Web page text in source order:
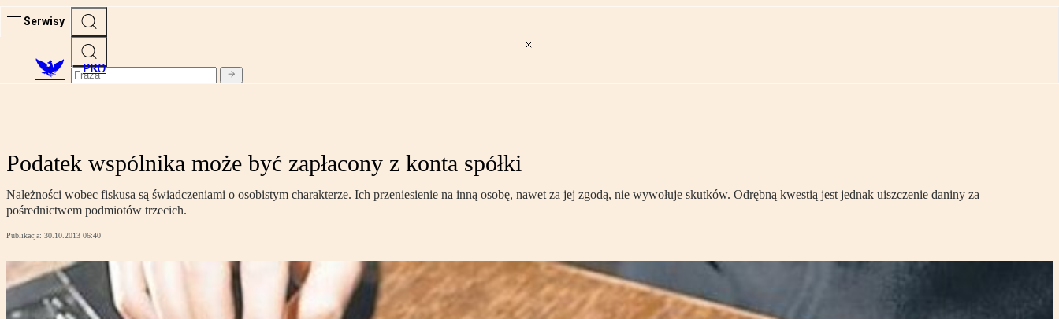
Serwisy
PRO
Podatek wspólnika może być zapłacony z konta spółki
Należności wobec fiskusa są świadczeniami o osobistym charakterze. Ich przeniesienie na inną osobę, nawet za jej zgodą, nie wywołuje skutków. Odrębną kwestią jest jednak uiszczenie daniny za
pośrednictwem podmiotów trzecich.
Publikacja: 30.10.2013 06:40